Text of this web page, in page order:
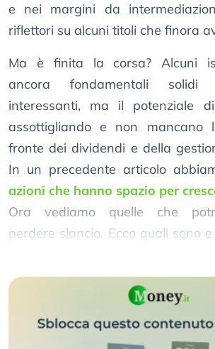
e nei margini da
riflettori su alcuni titoli che finora
Ma è finita la corsa? Alcuni
ancora fondamentali solidi
interessanti, ma il potenziale
assottigliando e non mancano
fronte dei dividendi e della
In un precedente articolo
azioni che hanno spazio per
Ora vediamo quelle che
perdere slancio. Ecco quali sono